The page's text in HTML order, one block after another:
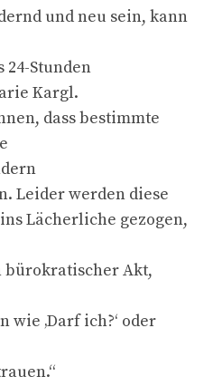
und neu sein, kann
Stunden
Kargl.
dass bestimmte
Leider werden diese
Lächerliche gezogen,
bürokratischer Akt,
‚Darf ich?‘ oder